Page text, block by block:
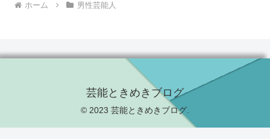
ホーム 男性芸能人
芸能ときめきブログ
© 2023 芸能ときめきブログ.